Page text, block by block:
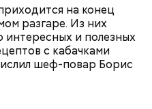
на конец
разгаре. Из них
и полезных
с кабачками
шеф-повар Борис